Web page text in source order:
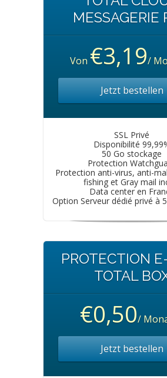
MESSAGERIE
Von €3,19/
Jetzt bestellen
SSL Privé
Disponibilité
50 Go stockage
Protection
Protection anti-virus, anti-
fishing et Gray mail
Data center en
Option Serveur dédié privé à
PROTECTION
TOTAL
€0,50/
Jetzt bestellen